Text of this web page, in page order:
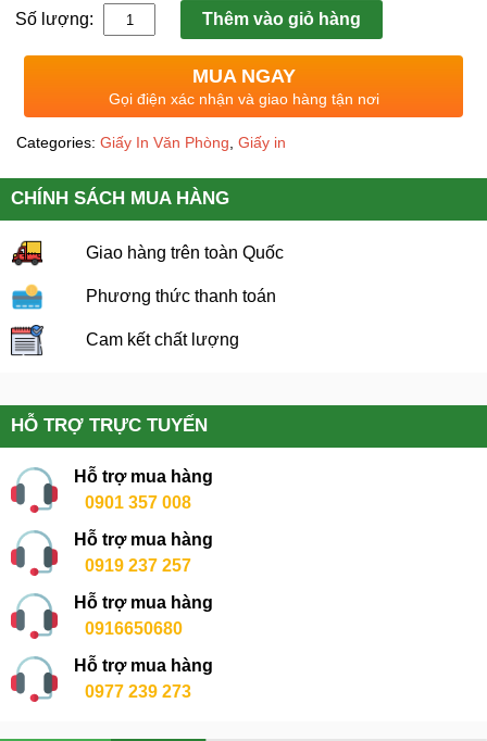
Số lượng: Thêm vào giỏ hàng
MUA NGAY
Gọi điện xác nhận và giao hàng tận nơi
Categories: Giấy In Văn Phòng Giấy in
CHÍNH SÁCH MUA HÀNG
Giao hàng trên toàn Quốc
Phương thức thanh toán
Cam kết chất lượng
HỖ TRỢ TRỰC TUYẾN
Hỗ trợ mua hàng
0901 357 008
Hỗ trợ mua hàng
0919 237 257
Hỗ trợ mua hàng
0916650680
Hỗ trợ mua hàng
0977 239 273